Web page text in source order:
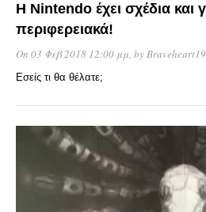
Η Nintendo έχει σχέδια και
περιφερειακά!
On 03 Φεβ 2018 12:00 μμ, by
Εσείς τι θα θέλατε;